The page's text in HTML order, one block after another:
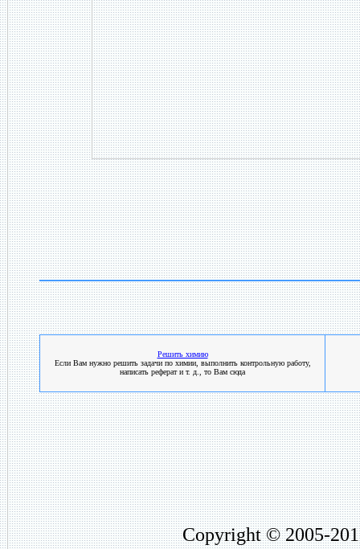
Решить химию
Если Вам нужно решить задачи по химии, выполнить контрольную работу,
написать реферат и т. д., то Вам сюда
Copyright © 2005-